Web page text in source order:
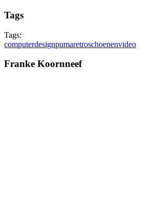
Tags
Tags:
computerdesignpumaretroschoenenvideo
Franke Koornneef